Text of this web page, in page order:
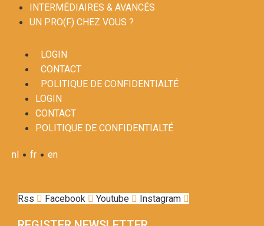
INTERMÉDIAIRES & AVANCÉS
UN PRO(F) CHEZ VOUS ?
LOGIN
CONTACT
POLITIQUE DE CONFIDENTIALTÉ
LOGIN
CONTACT
POLITIQUE DE CONFIDENTIALTÉ
nl • fr • en
Rss Facebook Youtube Instagram